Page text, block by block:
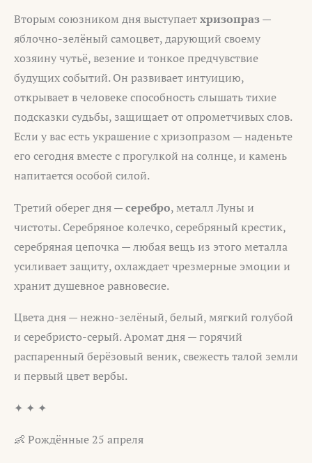
Вторым союзником дня выступаетхризопраз—
яблочно-зелёный самоцвет, дарующий своему
хозяину чутьё, везение и тонкое предчувствие
будущих событий. Он развивает интуицию,
открывает в человеке способность слышать тихие
подсказки судьбы, защищает от опрометчивых слов.
Если у вас есть украшение с хризопразом — наденьте
его сегодня вместе с прогулкой на солнце, и камень
напитается особой силой.
Третий оберег дня —серебро, металл Луны и
чистоты. Серебряное колечко, серебряный крестик,
серебряная цепочка — любая вещь из этого металла
усиливает защиту, охлаждает чрезмерные эмоции и
хранит душевное равновесие.
Цвета дня — нежно-зелёный, белый, мягкий голубой
и серебристо-серый. Аромат дня — горячий
распаренный берёзовый веник, свежесть талой земли
и первый цвет вербы.
✦ ✦ ✦
👶 Рождённые 25 апреля